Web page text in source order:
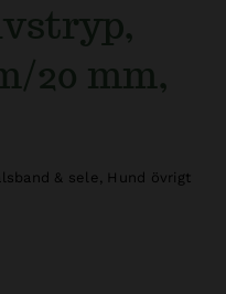
20 mm,
& sele Hund övrigt